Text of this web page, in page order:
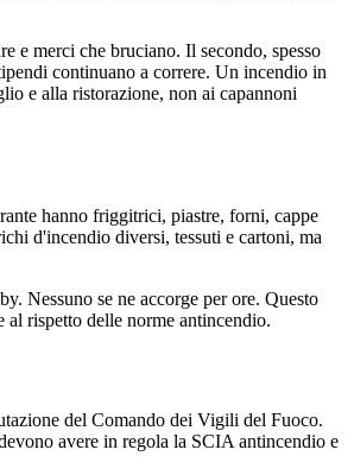
e merci che bruciano. Il secondo, spesso
continuano a correre. Un incendio in
e alla ristorazione, non ai capannoni
hanno friggitrici, piastre, forni, cappe
d'incendio diversi, tessuti e cartoni, ma
Nessuno se ne accorge per ore. Questo
al rispetto delle norme antincendio.
del Comando dei Vigili del Fuoco.
avere in regola la SCIA antincendio e